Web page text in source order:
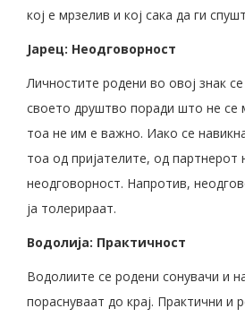
кој е мрзелив и кој сака да ги
Јарец: Неодговорност
Личностите родени во овој знак
своето друштво поради што не се
тоа не им е важно. Иако се
тоа од пријателите, од партнерот
неодговорност. Напротив,
ја толерираат.
Водолија: Практичност
Водолиите се родени сонувачи и
пораснуваат до крај. Практични и